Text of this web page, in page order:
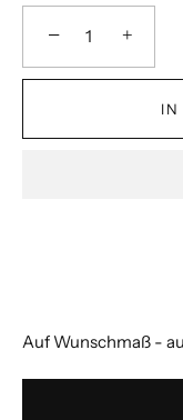
− +
IN
Auf Wunschmaß -